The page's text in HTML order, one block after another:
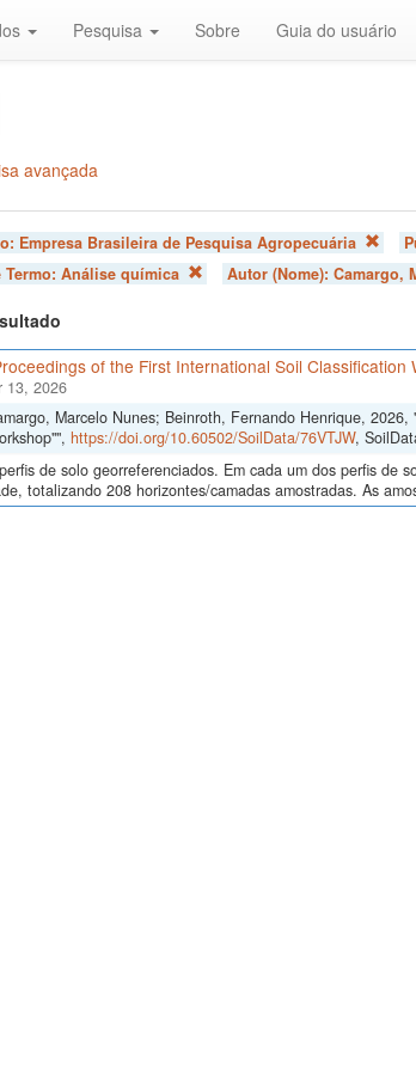
Pesquisa Sobre Guia do usuário
avançada
Empresa Brasileira de Pesquisa Agropecuária
Termo: Análise química Autor (Nome): Camargo,
of the First International Soil Classification
13, 2026
Marcelo Nunes; Beinroth, Fernando Henrique,
https://doi.org/10.60502/SoilData/76VTJW,
de solo georreferenciados. Em cada um dos perfis de
totalizando 208 horizontes/camadas amostradas. As